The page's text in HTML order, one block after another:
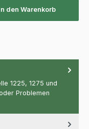
den Warenkorb
1225, 1275 und
Problemen